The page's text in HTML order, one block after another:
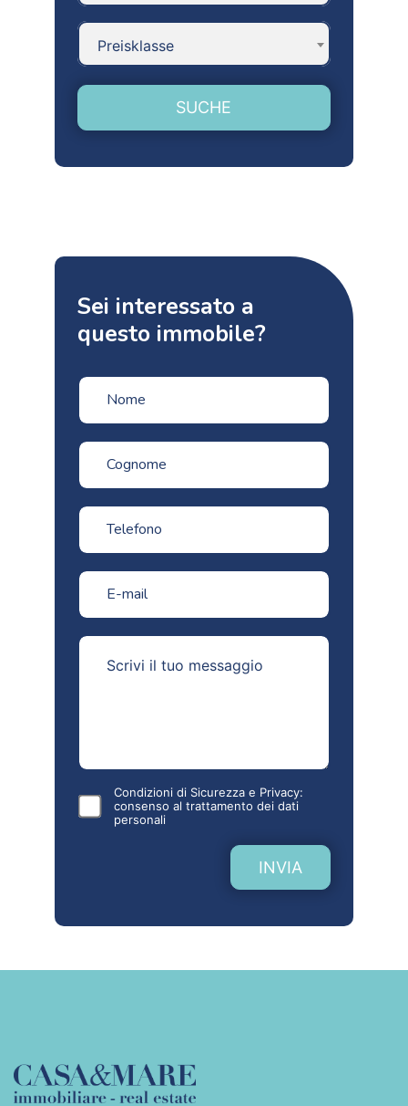
Preisklasse
SUCHE
Sei interessato a
questo immobile?
Condizioni di Sicurezza e Privacy:
consenso al trattamento dei dati
personali
INVIA